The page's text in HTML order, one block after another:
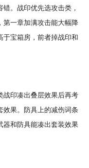
。战印优先选攻击类，
第一章加满攻击能大幅降
于宝箱房，前者掉战印和
战印凑出叠层效果后再考
果。防具上的减伤词条
器和防具能凑出套装效果